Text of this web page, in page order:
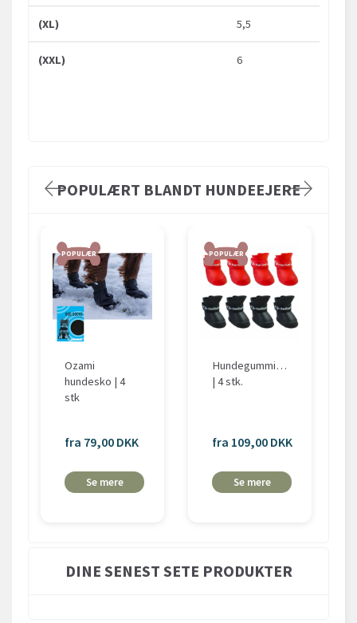
(XL) 5,5
(XXL) 6
POPULÆRT BLANDT HUNDEEJERE
POPULÆR
Ozami
hundesko | 4
stk
fra 79,00 DKK
Se mere
POPULÆR
Hundegummistøvler
| 4 stk.
fra 109,00 DKK
Se mere
DINE SENEST SETE PRODUKTER